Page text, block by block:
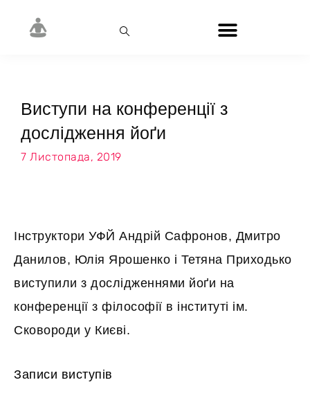
Виступи на конференції з
дослідження йоґи
7 Листопада, 2019
Інструктори УФЙ Андрій Сафронов, Дмитро
Данилов, Юлія Ярошенко і Тетяна Приходько
виступили з дослідженнями йоґи на
конференції з філософії в інституті ім.
Сковороди у Києві.
Записи виступів